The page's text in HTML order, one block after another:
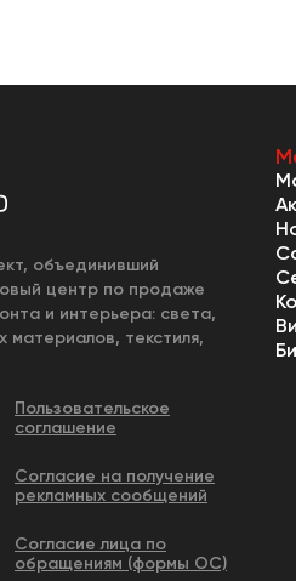
объединивший
центр по продаже
и интерьера: света,
материалов, текстиля,
Пользовательское
соглашение
Согласие на получение
рекламных сообщений
Согласие лица по
обращениям (формы ОС)